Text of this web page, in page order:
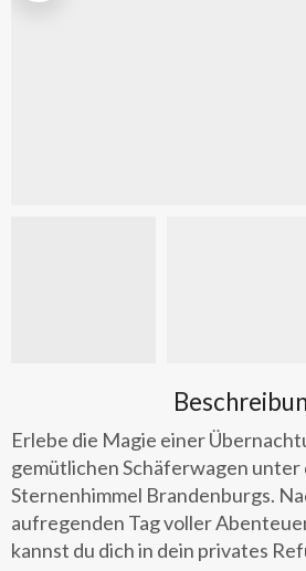
Erlebe die Magie einer
gemütlichen Schäferwagen unter
Sternenhimmel Brandenburgs.
aufregenden Tag voller
kannst du dich in dein privates